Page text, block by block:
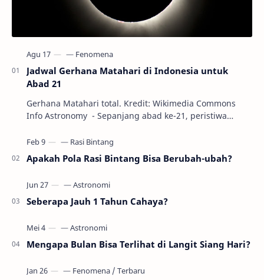
Jadwal Gerhana Matahari di Indonesia untuk
Abad 21
Gerhana Matahari total. Kredit: Wikimedia Commons
Info Astronomy - Sepanjang abad ke-21, peristiwa
Apakah Pola Rasi Bintang Bisa Berubah-ubah?
Seberapa Jauh 1 Tahun Cahaya?
Mengapa Bulan Bisa Terlihat di Langit Siang Hari?